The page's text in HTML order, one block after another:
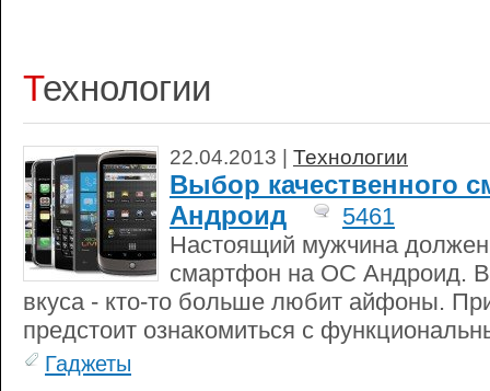
Технологии
22.04.2013 | Технологии
Выбор качественного
Андроид
5461
Настоящий мужчина
смартфон на ОС Андроид.
вкуса - кто-то больше любит айфоны.
предстоит ознакомиться с
Гаджеты